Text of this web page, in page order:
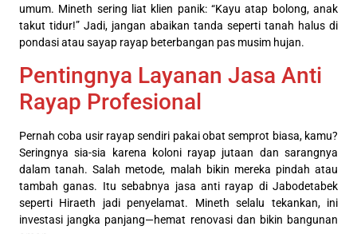
umum. Mineth sering liat klien panik: “Kayu atap bolong, anak
takut tidur!” Jadi, jangan abaikan tanda seperti tanah halus di
pondasi atau sayap rayap beterbangan pas musim hujan.
Pentingnya Layanan Jasa Anti
Rayap Profesional
Pernah coba usir rayap sendiri pakai obat semprot biasa, kamu?
Seringnya sia-sia karena koloni rayap jutaan dan sarangnya
dalam tanah. Salah metode, malah bikin mereka pindah atau
tambah ganas. Itu sebabnya jasa anti rayap di Jabodetabek
seperti Hiraeth jadi penyelamat. Mineth selalu tekankan, ini
investasi jangka panjang—hemat renovasi dan bikin bangunan